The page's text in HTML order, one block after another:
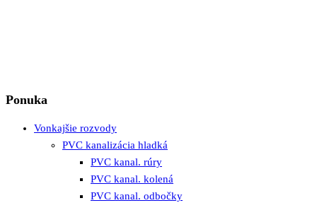
Ponuka
Vonkajšie rozvody
PVC kanalizácia hladká
PVC kanal. rúry
PVC kanal. kolená
PVC kanal. odbočky